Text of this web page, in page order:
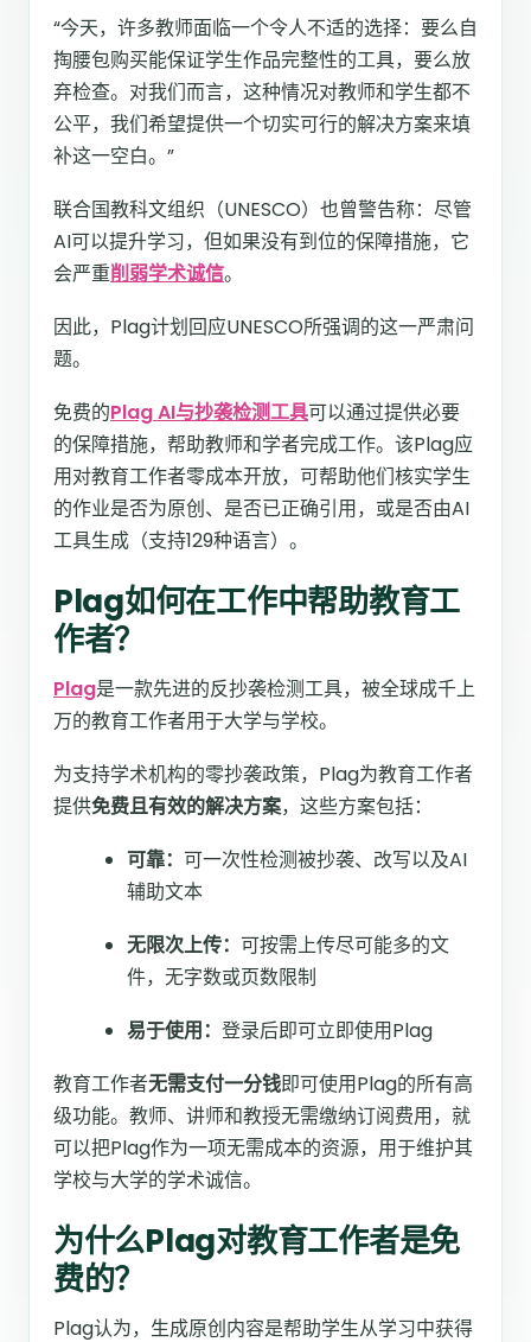
“今天，许多教师面临一个令人不适的选择：要么自
掏腰包购买能保证学生作品完整性的工具，要么放
弃检查。对我们而言，这种情况对教师和学生都不
公平，我们希望提供一个切实可行的解决方案来填
补这一空白。”
联合国教科文组织（UNESCO）也曾警告称：尽管
AI可以提升学习，但如果没有到位的保障措施，它
会严重削弱学术诚信。
因此，Plag计划回应UNESCO所强调的这一严肃问
题。
免费的Plag AI与抄袭检测工具可以通过提供必要
的保障措施，帮助教师和学者完成工作。该Plag应
用对教育工作者零成本开放，可帮助他们核实学生
的作业是否为原创、是否已正确引用，或是否由AI
工具生成（支持129种语言）。
Plag如何在工作中帮助教育工
作者？
Plag是一款先进的反抄袭检测工具，被全球成千上
万的教育工作者用于大学与学校。
为支持学术机构的零抄袭政策，Plag为教育工作者
提供免费且有效的解决方案，这些方案包括：
可靠： 可一次性检测被抄袭、改写以及AI
辅助文本
无限次上传： 可按需上传尽可能多的文
件，无字数或页数限制
易于使用： 登录后即可立即使用Plag
教育工作者无需支付一分钱即可使用Plag的所有高
级功能。教师、讲师和教授无需缴纳订阅费用，就
可以把Plag作为一项无需成本的资源，用于维护其
学校与大学的学术诚信。
为什么Plag对教育工作者是免
费的？
Plag认为，生成原创内容是帮助学生从学习中获得